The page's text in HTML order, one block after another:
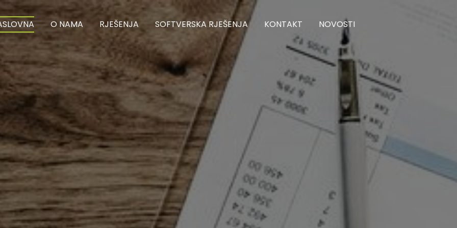
O NAMA RJEŠENJA SOFTVERSKA RJEŠENJA KONTAKT NOVOSTI